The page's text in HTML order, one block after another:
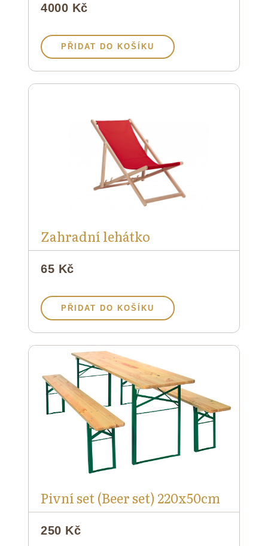
4000 Kč
PŘIDAT DO KOŠÍKU
Zahradní lehátko
65 Kč
PŘIDAT DO KOŠÍKU
Pivní set (Beer set) 220x50cm
250 Kč